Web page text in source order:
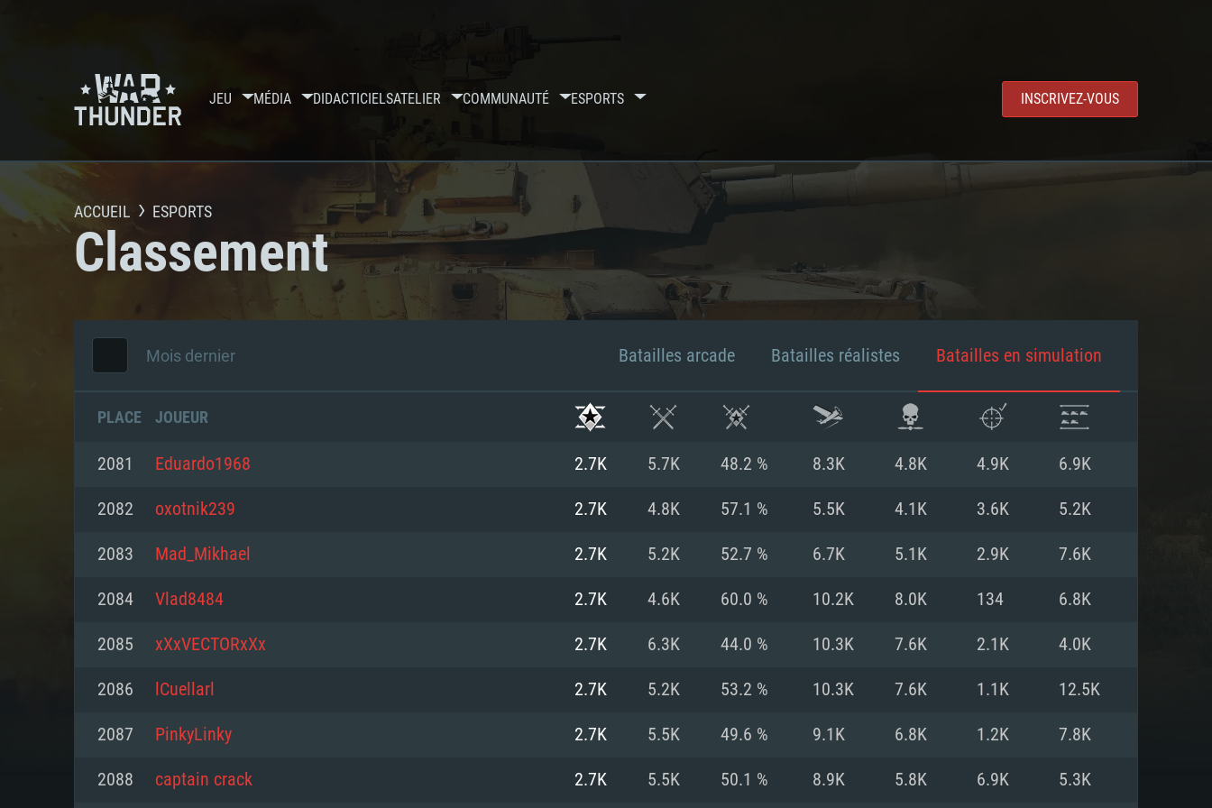
JEU MÉDIA DIDACTICIELSATELIER COMMUNAUTÉ ESPORTS INSCRIVEZ-VOUS
CONFIGURATION SYSTÈME REQUISE
ACCUEIL ESPORTS
Classement
Mois dernier Batailles arcade Batailles réalistes Batailles en simulation
PLACE JOUEUR
2081 Eduardo1968 2.7K 5.7K 48.2 % 8.3K 4.8K 4.9K 6.9K
2082 oxotnik239 2.7K 4.8K 57.1 % 5.5K 4.1K 3.6K 5.2K
2083 Mad_Mikhael 2.7K 5.2K 52.7 % 6.7K 5.1K 2.9K 7.6K
2084 Vlad8484 2.7K 4.6K 60.0 % 10.2K 8.0K 134 6.8K
2085 xXxVECTORxXx 2.7K 6.3K 44.0 % 10.3K 7.6K 2.1K 4.0K
2086 lCuellarl 2.7K 5.2K 53.2 % 10.3K 7.6K 1.1K 12.5K
2087 PinkyLinky 2.7K 5.5K 49.6 % 9.1K 6.8K 1.2K 7.8K
2088 captain crack 2.7K 5.5K 50.1 % 8.9K 5.8K 6.9K 5.3K